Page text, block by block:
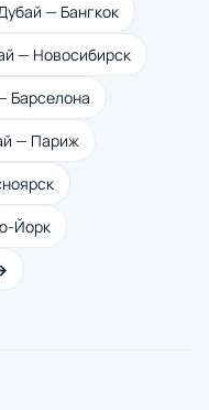
— Бангкок
— Новосибирск
Барселона
— Париж
Йорк